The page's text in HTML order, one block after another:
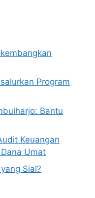
Program
Bantu
Keuangan
Umat
Sial?